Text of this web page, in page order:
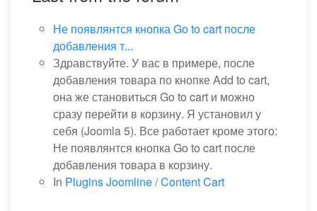
Не появлянтся кнопка Go to cart после
добавления т...
Здравствуйте. У вас в примере, после
добавления товара по кнопке Add to cart,
она же становиться Go to cart и можно
сразу перейти в корзину. Я установил у
себя (Joomla 5). Все работает кроме этого:
Не появлянтся кнопка Go to cart после
добавления товара в корзину.
In Plugins Joomline/Content Cart